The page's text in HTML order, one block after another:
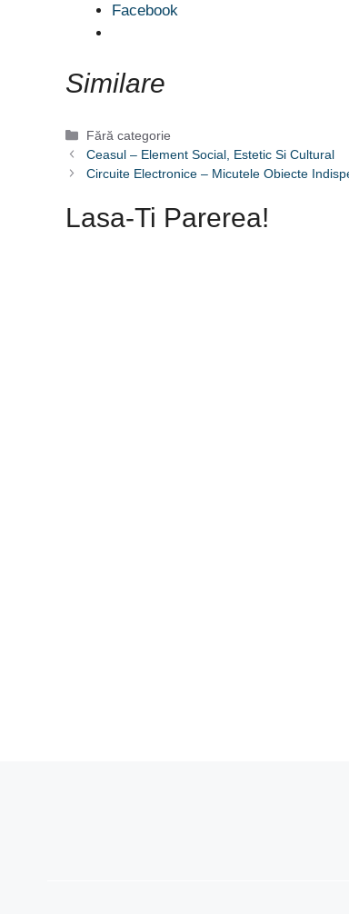
Facebook
Similare
Categorii
Fără categorie
Ceasul – Element Social, Estetic Si Cultural
Circuite Electronice – Micutele Obiecte
Lasa-Ti Parerea!